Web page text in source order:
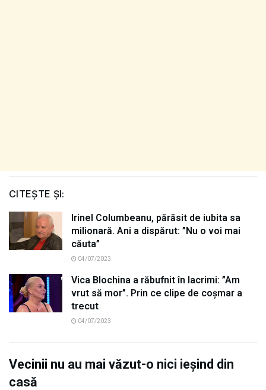
CITEȘTE ȘI:
Irinel Columbeanu, părăsit de iubita sa
milionară. Ani a dispărut: ”Nu o voi mai
căuta”
04/07/2023
Vica Blochina a răbufnit în lacrimi: ”Am
vrut să mor”. Prin ce clipe de coșmar a
trecut
04/07/2023
Vecinii nu au mai văzut-o nici ieșind din
casă